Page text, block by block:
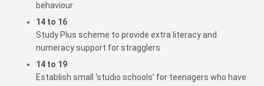
behaviour
14 to 16
Study Plus scheme to provide extra literacy and
numeracy support for stragglers
14 to 19
Establish small ‘studio schools’ for teenagers who have